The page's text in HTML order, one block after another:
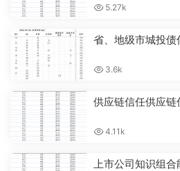
5.27k
省、地级市城投
3.6k
供应链信任供应
4.11k
上市公司知识组